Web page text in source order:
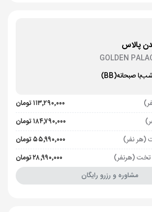
پالاس
GOLDEN
با صبحانه(BB)
۱۱۳٬۲۹۰٬۰۰۰ تومان
۱۸۴٬۷۹۰٬۰۰۰ تومان
(هر نفر)
۵۵٬۹۹۰٬۰۰۰ تومان
(هرنفر)
۲۸٬۹۹۰٬۰۰۰ تومان
مشاوره و رزرو رایگان